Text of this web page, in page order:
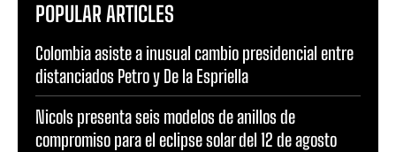
POPULAR ARTICLES
Colombia asiste a inusual cambio presidencial entre
distanciados Petro y De la Espriella
Nicols presenta seis modelos de anillos de
compromiso para el eclipse solar del 12 de agosto